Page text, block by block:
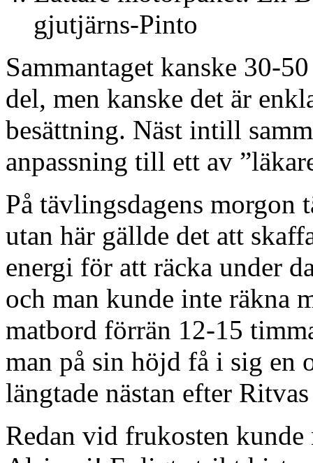
gjutjärns-Pinto
Sammantaget kanske 30-
del, men kanske det är
besättning. Näst intill
anpassning till ett av
På tävlingsdagens
utan här gällde det att
energi för att räcka under
och man kunde inte räkna
matbord förrän 12-15
man på sin höjd få i sig en
längtade nästan efter
Redan vid frukosten kunde